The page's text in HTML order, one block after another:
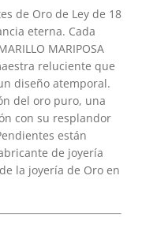
de Oro de Ley de 18
eterna. Cada
MARIPOSA
reluciente que
diseño atemporal.
del oro puro, una
con su resplandor
están
de joyería
la joyería de Oro en